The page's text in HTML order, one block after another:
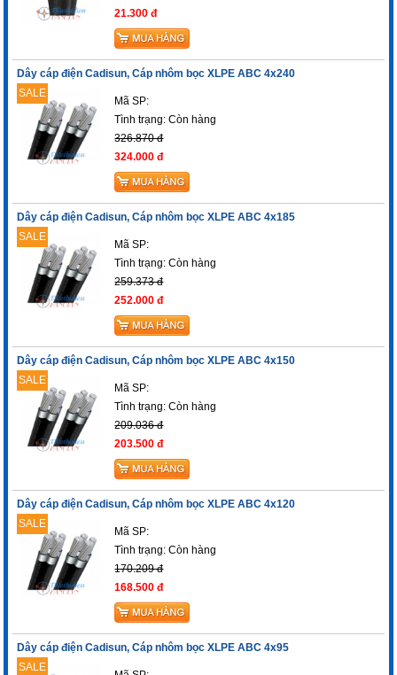
21.300 đ
Dây cáp điện Cadisun, Cáp nhôm bọc XLPE ABC 4x240
SALE
Mã SP:
Tình trạng:Còn hàng
326.870 đ
324.000 đ
Dây cáp điện Cadisun, Cáp nhôm bọc XLPE ABC 4x185
SALE
Mã SP:
Tình trạng:Còn hàng
259.373 đ
252.000 đ
Dây cáp điện Cadisun, Cáp nhôm bọc XLPE ABC 4x150
SALE
Mã SP:
Tình trạng:Còn hàng
209.036 đ
203.500 đ
Dây cáp điện Cadisun, Cáp nhôm bọc XLPE ABC 4x120
SALE
Mã SP:
Tình trạng:Còn hàng
170.209 đ
168.500 đ
Dây cáp điện Cadisun, Cáp nhôm bọc XLPE ABC 4x95
SALE